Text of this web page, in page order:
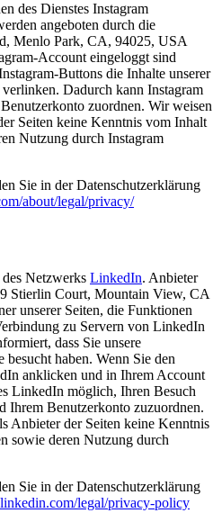
des Dienstes Instagram
angeboten durch die
Menlo Park, CA, 94025, USA
Account eingeloggt sind
Buttons die Inhalte unserer
Dadurch kann Instagram
zuordnen. Wir weisen
Seiten keine Kenntnis vom Inhalt
Nutzung durch Instagram
Sie in der Datenschutzerklärung
about/legal/privacy/
Netzwerks LinkedIn. Anbieter
Stierlin Court, Mountain View, CA
unserer Seiten, die Funktionen
zu Servern von LinkedIn
dass Sie unsere
haben. Wenn Sie den
anklicken und in Ihrem Account
LinkedIn möglich, Ihren Besuch
Ihrem Benutzerkonto zuzuordnen.
Anbieter der Seiten keine Kenntnis
sowie deren Nutzung durch
Sie in der Datenschutzerklärung
legal/privacy-policy